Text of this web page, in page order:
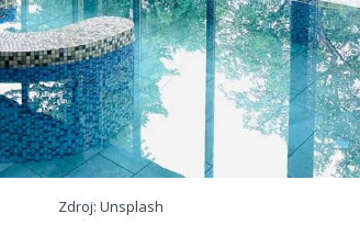
Zdroj: Unsplash